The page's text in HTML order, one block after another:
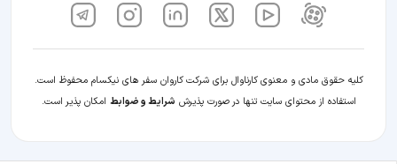
کلیه حقوق مادی و معنوی کارناوال برای شرکت کاروان سفر های نیکسام محفوظ است.
استفاده از محتوای سایت تنها در صورت پذیرش شرایط و ضوابط امکان پذیر است.